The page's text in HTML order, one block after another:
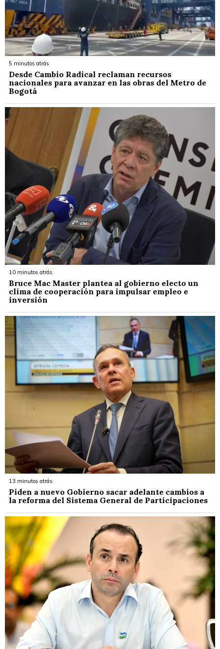
5 minutos atrás
Desde Cambio Radical reclaman recursos
nacionales para avanzar en las obras del Metro de
Bogotá
10 minutos atrás
Bruce Mac Master plantea al gobierno electo un
clima de cooperación para impulsar empleo e
inversión
13 minutos atrás
Piden a nuevo Gobierno sacar adelante cambios a
la reforma del Sistema General de Participaciones